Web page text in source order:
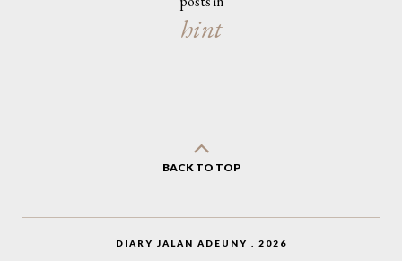
hint
BACK TO TOP
DIARY JALAN ADEUNY 2026